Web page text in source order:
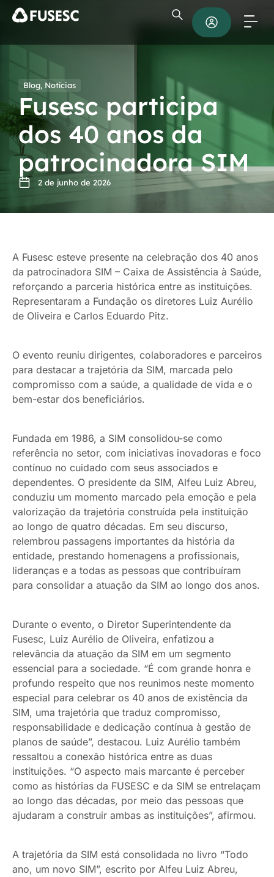
Blog, Notícias
Fusesc participa
dos 40 anos da
patrocinadora SIM
2 de junho de 2026
A Fusesc esteve presente na celebração dos 40 anos
da patrocinadora SIM – Caixa de Assistência à Saúde,
reforçando a parceria histórica entre as instituições.
Representaram a Fundação os diretores Luiz Aurélio
de Oliveira e Carlos Eduardo Pitz.
O evento reuniu dirigentes, colaboradores e parceiros
para destacar a trajetória da SIM, marcada pelo
compromisso com a saúde, a qualidade de vida e o
bem-estar dos beneficiários.
Fundada em 1986, a SIM consolidou-se como
referência no setor, com iniciativas inovadoras e foco
contínuo no cuidado com seus associados e
dependentes. O presidente da SIM, Alfeu Luiz Abreu,
conduziu um momento marcado pela emoção e pela
valorização da trajetória construída pela instituição
ao longo de quatro décadas. Em seu discurso,
relembrou passagens importantes da história da
entidade, prestando homenagens a profissionais,
lideranças e a todas as pessoas que contribuíram
para consolidar a atuação da SIM ao longo dos anos.
Durante o evento, o Diretor Superintendente da
Fusesc, Luiz Aurélio de Oliveira, enfatizou a
relevância da atuação da SIM em um segmento
essencial para a sociedade. “É com grande honra e
profundo respeito que nos reunimos neste momento
especial para celebrar os 40 anos de existência da
SIM, uma trajetória que traduz compromisso,
responsabilidade e dedicação contínua à gestão de
planos de saúde”, destacou. Luiz Aurélio também
ressaltou a conexão histórica entre as duas
instituições. “O aspecto mais marcante é perceber
como as histórias da FUSESC e da SIM se entrelaçam
ao longo das décadas, por meio das pessoas que
ajudaram a construir ambas as instituições”, afirmou.
A trajetória da SIM está consolidada no livro “Todo
ano, um novo SIM”, escrito por Alfeu Luiz Abreu,